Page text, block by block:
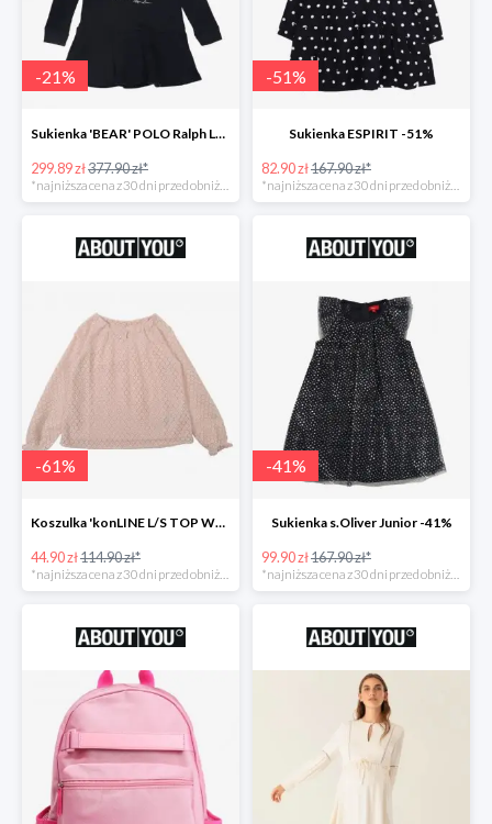
-21%
Sukienka 'BEAR' POLO Ralph Lauren -21%
299.89 zł377.90 zł*
-51%
Sukienka ESPIRIT -51%
82.90 zł167.90 zł*
-61%
Koszulka 'konLINE L/S TOP WVN' KIDS ONLY -61%
44.90 zł114.90 zł*
-41%
Sukienka s.Oliver Junior -41%
99.90 zł167.90 zł*